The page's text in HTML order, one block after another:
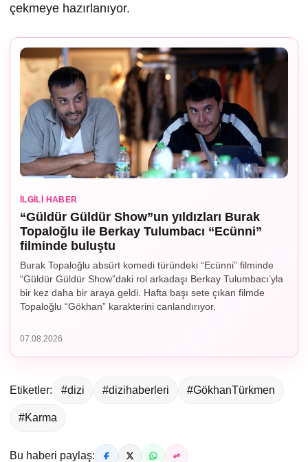
çekmeye hazırlanıyor.
İLGILI HABER
“Güldür Güldür Show”un yıldızları Burak
Topaloğlu ile Berkay Tulumbacı “Ecünni”
filminde buluştu
Burak Topaloğlu absürt komedi türündeki “Ecünni” filminde
“Güldür Güldür Show”daki rol arkadaşı Berkay Tulumbacı’yla
bir kez daha bir araya geldi. Hafta başı sete çıkan filmde
Topaloğlu “Gökhan” karakterini canlandırıyor.
07.08.2026
Etiketler: #dizi #dizihaberleri #GökhanTürkmen
#Karma
Bu haberi paylaş: